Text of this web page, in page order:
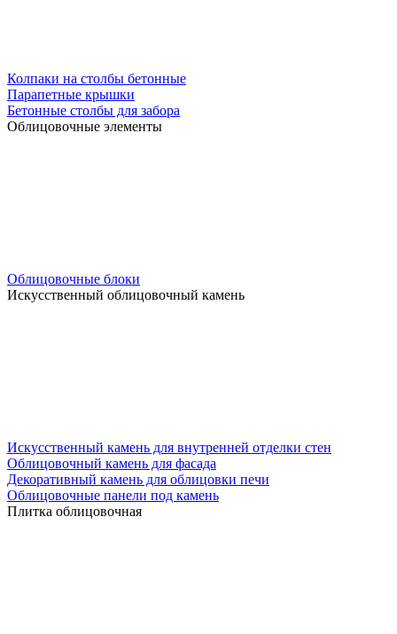
Колпаки на столбы бетонные
Парапетные крышки
Бетонные столбы для забора
Облицовочные элементы
Облицовочные блоки
Искусственный облицовочный камень
Искусственный камень для внутренней отделки стен
Облицовочный камень для фасада
Декоративный камень для облицовки печи
Облицовочные панели под камень
Плитка облицовочная